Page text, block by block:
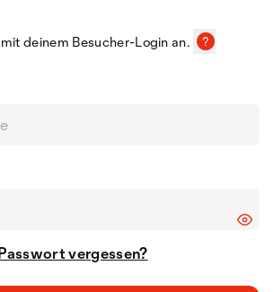
deinem Besucher-Login an.
vergessen?